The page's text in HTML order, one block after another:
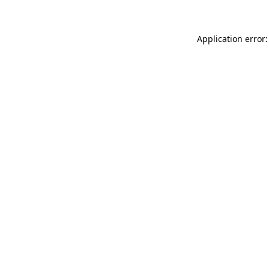
Application